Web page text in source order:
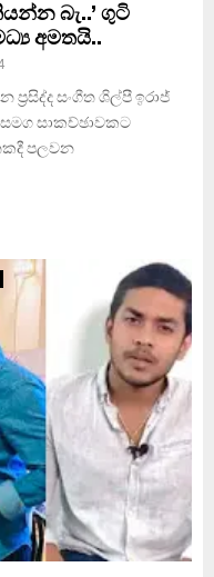
බැ..’ ගුටි
අමතයි..
සංගීත ශිල්පී ඉරාජ්
සාකච්ඡාවකට
පලවන